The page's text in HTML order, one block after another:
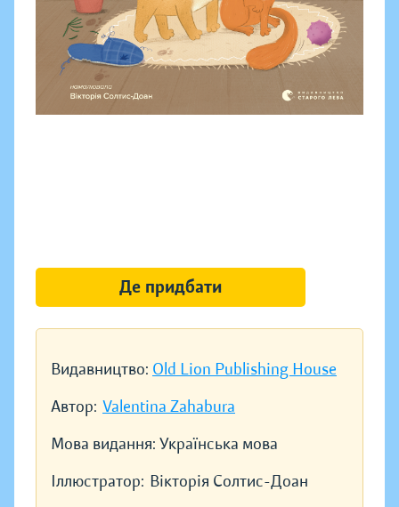
Видавництво: Old Lion Publishing House
Автор: Valentina Zahabura
Мова видання: Українська мова
Іллюстратор: Вікторія Солтис-Доан
Де придбати